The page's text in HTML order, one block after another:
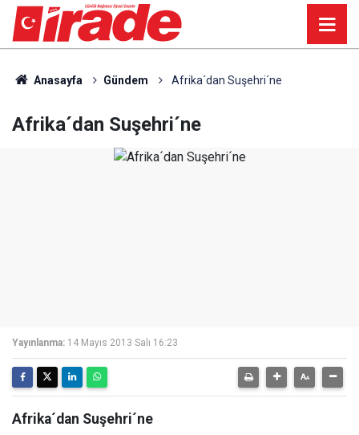
Anasayfa Gündem Afrika´dan Suşehri´ne
Afrika´dan Suşehri´ne
Yayınlanma: 14 Mayıs 2013 Salı 16:23
Afrika´dan Suşehri´ne